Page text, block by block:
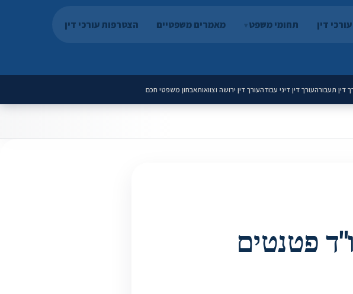
עורכי דין תחומי משפט מאמרים משפטיים הצטרפות עורכי דין
דין תעבורהעורך דין דיני עבודהעורך דין ירושה וצוואותאבחון משפטי חכם
פטנטים